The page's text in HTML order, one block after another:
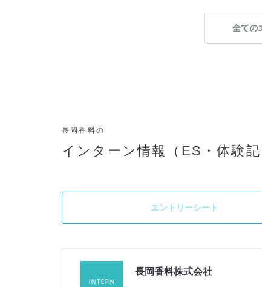
全ての
長岡香料の
インターン情報（ES・体験記
エントリーシート
長岡香料株式会社